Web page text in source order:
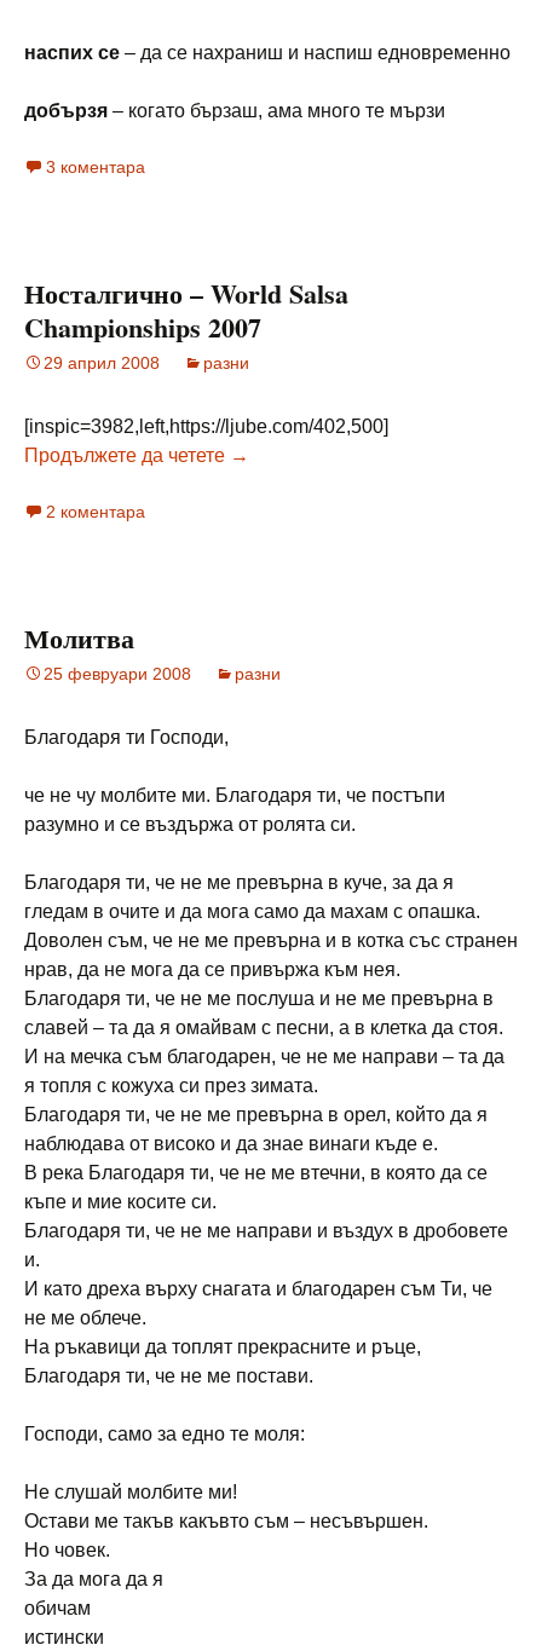
наспих се – да се нахраниш и наспиш едновременно
добързя – когато бързаш, ама много те мързи
3 коментара
Носталгично – World Salsa
Championships 2007
29 април 2008 разни
[inspic=3982,left,https://ljube.com/402,500]
Продължете да четете Носталгично – World Salsa
→
2 коментара
Молитва
25 февруари 2008 разни
Благодаря ти Господи,
че не чу молбите ми. Благодаря ти, че постъпи
разумно и се въздържа от ролята си.
Благодаря ти, че не ме превърна в куче, за да я
гледам в очите и да мога само да махам с опашка.
Доволен съм, че не ме превърна и в котка със странен
нрав, да не мога да се привържа към нея.
Благодаря ти, че не ме послуша и не ме превърна в
славей – та да я омайвам с песни, а в клетка да стоя.
И на мечка съм благодарен, че не ме направи – та да
я топля с кожуха си през зимата.
Благодаря ти, че не ме превърна в орел, който да я
наблюдава от високо и да знае винаги къде е.
В река Благодаря ти, че не ме втечни, в която да се
къпе и мие косите си.
Благодаря ти, че не ме направи и въздух в дробовете
и.
И като дреха върху снагата и благодарен съм Ти, че
не ме облече.
На ръкавици да топлят прекрасните и ръце,
Благодаря ти, че не ме постави.
Господи, само за едно те моля:
Не слушай молбите ми!
Остави ме такъв какъвто съм – несъвършен.
Но човек.
За да мога да я
обичам
истински